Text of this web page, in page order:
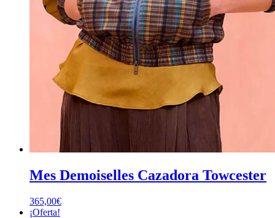
Mes Demoiselles Cazadora Towcester
365,00€
¡Oferta!